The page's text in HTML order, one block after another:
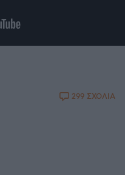
299 ΣΧΟΛΙΑ